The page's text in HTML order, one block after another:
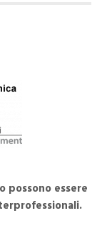
possono essere